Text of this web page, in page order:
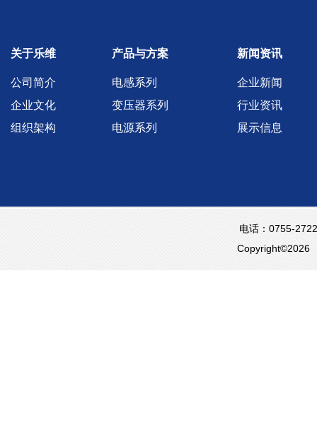
关于乐维 产品与方案 新闻资讯
公司简介
企业文化
组织架构
电感系列
变压器系列
电源系列
企业新闻
行业资讯
展示信息
电话：0755-
Copyright©2026